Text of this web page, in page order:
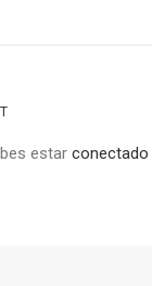
estar conectado